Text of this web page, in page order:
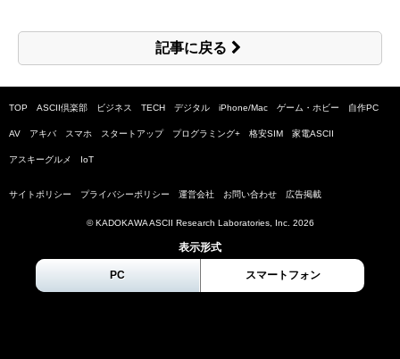
記事に戻る
TOP ASCII倶楽部 ビジネス TECH デジタル iPhone/Mac ゲーム・ホビー 自作PC
AV アキバ スマホ スタートアップ プログラミング+ 格安SIM 家電ASCII
アスキーグルメ IoT
サイトポリシー プライバシーポリシー 運営会社 お問い合わせ 広告掲載
© KADOKAWA ASCII Research Laboratories, Inc. 2026
表示形式
PC スマートフォン